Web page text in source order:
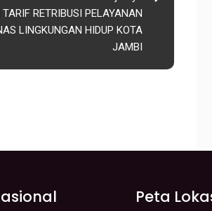
RETRIBUSI PELAYANAN
LINGKUNGAN HIDUP KOTA
JAMBI
Peta